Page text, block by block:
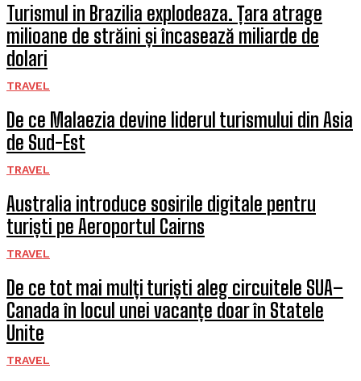
Turismul in Brazilia explodeaza. Țara atrage
milioane de străini și încasează miliarde de
dolari
TRAVEL
De ce Malaezia devine liderul turismului din Asia
de Sud-Est
TRAVEL
Australia introduce sosirile digitale pentru
turiști pe Aeroportul Cairns
TRAVEL
De ce tot mai mulți turiști aleg circuitele SUA–
Canada în locul unei vacanțe doar în Statele
Unite
TRAVEL